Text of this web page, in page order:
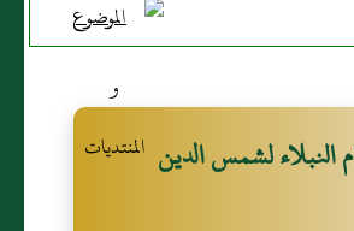
النبلاء لشمس الدين